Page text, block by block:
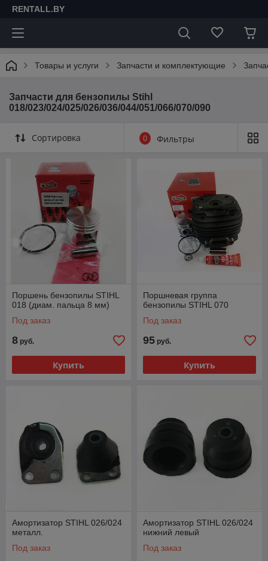
RENTALL.BY
Товары и услуги Запчасти и комплектующие
Запчасти для бензопилы Stihl
018/023/024/025/026/036/044/051/066/070/090
Сортировка 0 Фильтры
Поршень бензопилы STIHL
018 (диам. пальца 8 мм)
Под заказ
8 руб.
Купить
Поршневая группа
бензопилы STIHL 070
Под заказ
95 руб.
Купить
Амортизатор STIHL 026/024
металл.
Под заказ
Амортизатор STIHL 026/024
нижний левый
Под заказ